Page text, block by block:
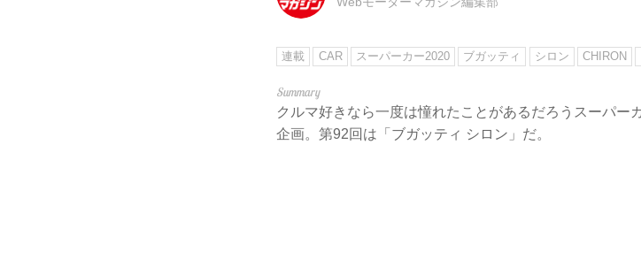
連載 CAR スーパーカー2020 ブガッティ シロン CHIRON
クルマ好きなら一度は憧れたことがあるだろうスーパー
企画。第92回は「ブガッティ シロン」だ。